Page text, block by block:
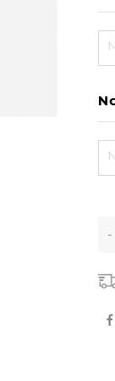
-